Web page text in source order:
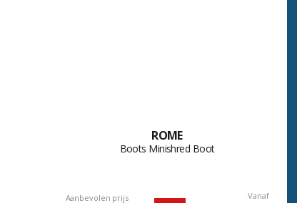
ROME
Boots Minishred Boot
Aanbevolen prijs Vanaf